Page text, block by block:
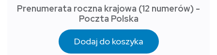
Prenumerata roczna krajowa (12 numerów) -
Poczta Polska
Dodaj do koszyka